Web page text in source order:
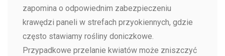
zapomina o odpowiednim zabezpieczeniu
krawędzi paneli w strefach przyokiennych, gdzie
często stawiamy rośliny doniczkowe.
Przypadkowe przelanie kwiatów może zniszczyć